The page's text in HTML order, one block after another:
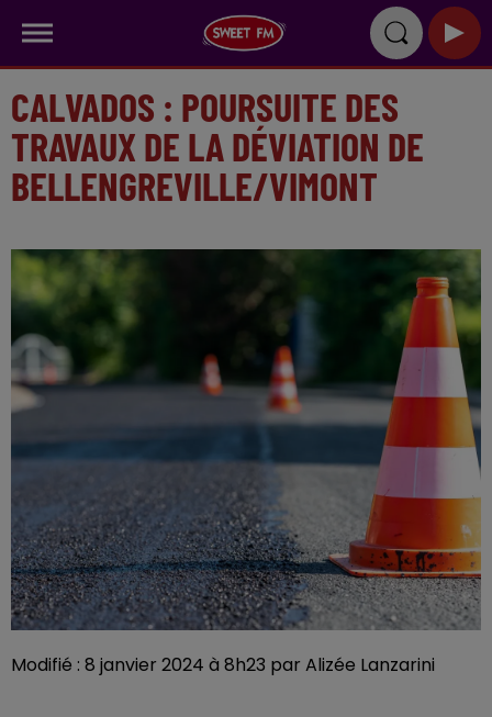
CALVADOS : POURSUITE DES
TRAVAUX DE LA DÉVIATION DE
BELLENGREVILLE/VIMONT
Modifié : 8 janvier 2024 à 8h23 par Alizée Lanzarini